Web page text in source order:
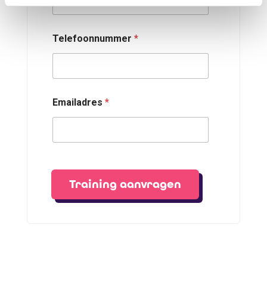
Telefoonnummer *
Emailadres *
Training aanvragen